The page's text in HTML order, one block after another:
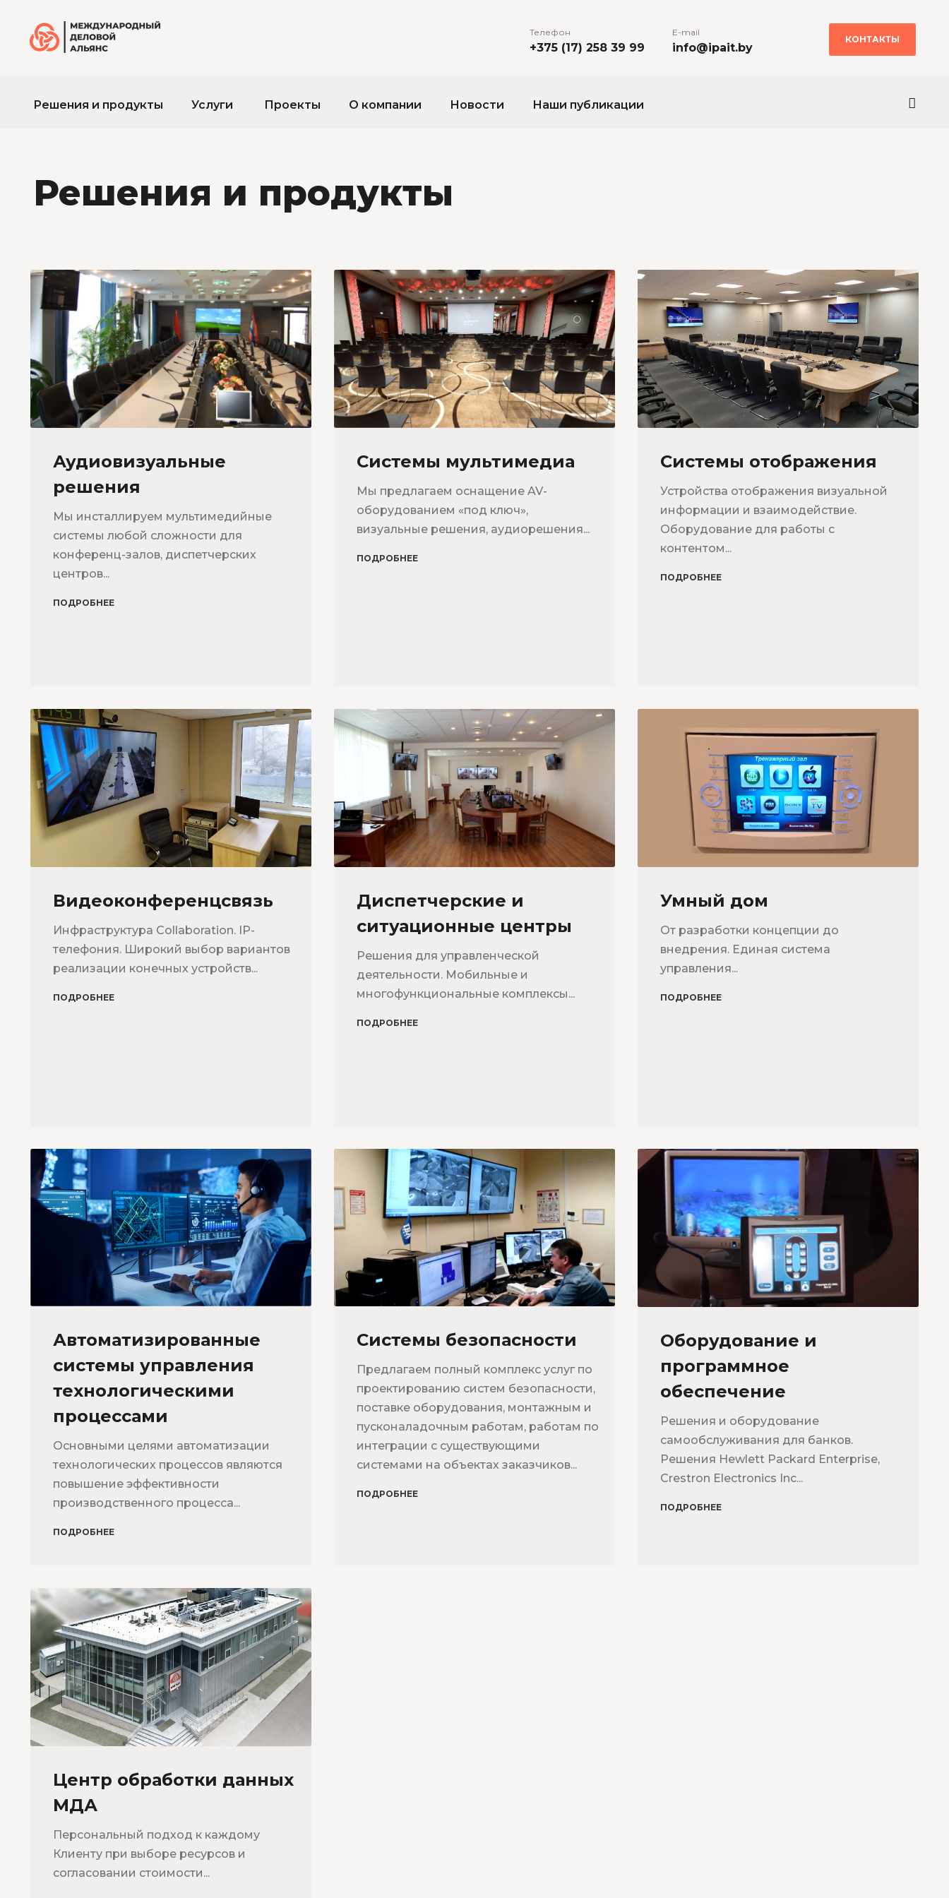
Телефон
+375 (17) 258 39 99
E-mail
info@ipait.by
КОНТАКТЫ
Решения и продукты Услуги Проекты О компании Новости Наши публикации
Решения и продукты
Аудиовизуальные
решения
Мы инсталлируем мультимедийные
системы любой сложности для
конференц-залов, диспетчерских
центров...
ПОДРОБНЕЕ
Системы мультимедиа
Мы предлагаем оснащение AV-
оборудованием «под ключ»,
визуальные решения, аудиорешения...
ПОДРОБНЕЕ
Системы отображения
Устройства отображения визуальной
информации и взаимодействие.
Оборудование для работы с
контентом...
ПОДРОБНЕЕ
Видеоконференцсвязь
Инфраструктура Collaboration. IP-
телефония. Широкий выбор вариантов
реализации конечных устройств...
ПОДРОБНЕЕ
Диспетчерские и
ситуационные центры
Решения для управленческой
деятельности. Мобильные и
многофункциональные комплексы...
ПОДРОБНЕЕ
Умный дом
От разработки концепции до
внедрения. Единая система
управления...
ПОДРОБНЕЕ
Автоматизированные
системы управления
технологическими
процессами
Основными целями автоматизации
технологических процессов являются
повышение эффективности
производственного процесса...
ПОДРОБНЕЕ
Системы безопасности
Предлагаем полный комплекс услуг по
проектированию систем безопасности,
поставке оборудования, монтажным и
пусконаладочным работам, работам по
интеграции с существующими
системами на объектах заказчиков...
ПОДРОБНЕЕ
Оборудование и
программное
обеспечение
Решения и оборудование
самообслуживания для банков.
Решения Hewlett Packard Enterprise,
Crestron Electronics Inc...
ПОДРОБНЕЕ
Центр обработки данных
МДА
Персональный подход к каждому
Клиенту при выборе ресурсов и
согласовании стоимости...